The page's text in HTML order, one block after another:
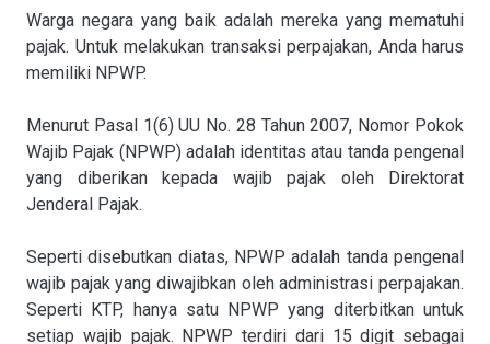
Warga negara yang baik adalah mereka yang mematuhi
pajak. Untuk melakukan transaksi perpajakan, Anda harus
memiliki NPWP.
Menurut Pasal 1(6) UU No. 28 Tahun 2007, Nomor Pokok
Wajib Pajak (NPWP) adalah identitas atau tanda pengenal
yang diberikan kepada wajib pajak oleh Direktorat
Jenderal Pajak.
Seperti disebutkan diatas, NPWP adalah tanda pengenal
wajib pajak yang diwajibkan oleh administrasi perpajakan.
Seperti KTP, hanya satu NPWP yang diterbitkan untuk
setiap wajib pajak. NPWP terdiri dari 15 digit sebagai